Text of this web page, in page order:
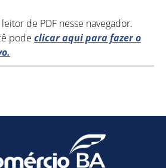
de PDF nesse navegador.
pode clicar aqui para fazer o